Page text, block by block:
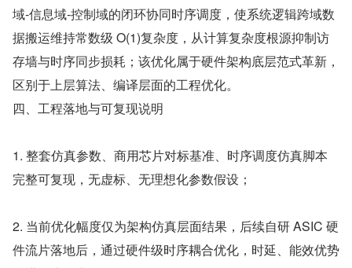
域‑信息域‑控制域的闭环协同时序调度，使系统逻辑跨域数
据搬运维持常数级 O(1)复杂度，从计算复杂度根源抑制访
存墙与时序同步损耗；该优化属于硬件架构底层范式革新，
区别于上层算法、编译层面的工程优化。
四、工程落地与可复现说明
1. 整套仿真参数、商用芯片对标基准、时序调度仿真脚本
完整可复现，无虚标、无理想化参数假设；
2. 当前优化幅度仅为架构仿真层面结果，后续自研 ASIC 硬
件流片落地后，通过硬件级时序耦合优化，时延、能效优势